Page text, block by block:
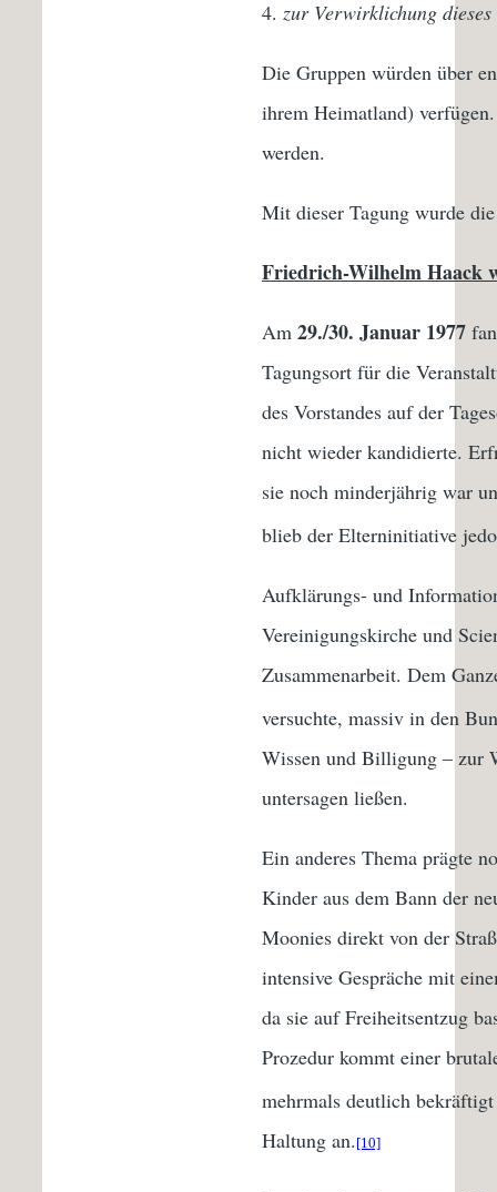
zur Verwirklichung
Die Gruppen würden über
ihrem Heimatland)
werden.
Mit dieser Tagung wurde
Friedrich-Wilhelm Haack
Am 29./30. Januar 1977
Tagungsort für die
des Vorstandes auf der
nicht wieder kandidierte.
sie noch minderjährig war
blieb der Elterninitiative
Aufklärungs- und
Vereinigungskirche und
Zusammenarbeit. Dem
versuchte, massiv in den
Wissen und Billigung – zur
untersagen ließen.
Ein anderes Thema prägte
Kinder aus dem Bann der
Moonies direkt von der
intensive Gespräche mit
da sie auf Freiheitsentzug
Prozedur kommt einer
mehrmals deutlich
Haltung an. [10]